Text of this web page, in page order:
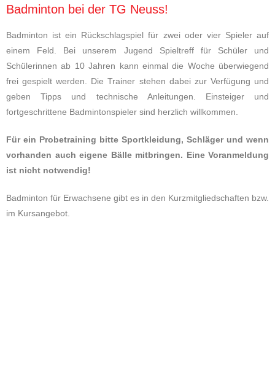
Badminton bei der TG Neuss!
Badminton ist ein Rückschlagspiel für zwei oder vier Spieler auf
einem Feld. Bei unserem Jugend Spieltreff für Schüler und
Schülerinnen ab 10 Jahren kann einmal die Woche überwiegend
frei gespielt werden. Die Trainer stehen dabei zur Verfügung und
geben Tipps und technische Anleitungen. Einsteiger und
fortgeschrittene Badmintonspieler sind herzlich willkommen.
Für ein Probetraining bitte Sportkleidung, Schläger und wenn
vorhanden auch eigene Bälle mitbringen. Eine Voranmeldung
ist nicht notwendig!
Badminton für Erwachsene gibt es in den Kurzmitgliedschaften bzw.
im Kursangebot.